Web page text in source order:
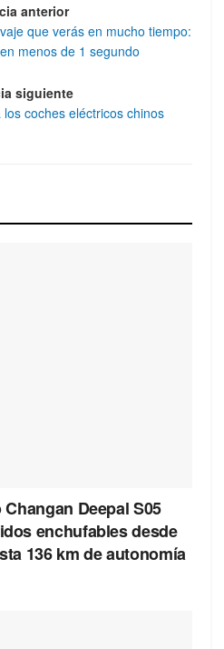
anterior
que verás en mucho tiempo:
menos de 1 segundo
siguiente
los coches eléctricos chinos
Deepal S05
enchufables desde
136 km de autonomía